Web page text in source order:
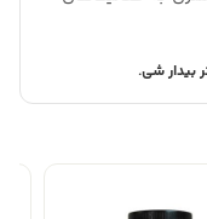
بیدار شی.